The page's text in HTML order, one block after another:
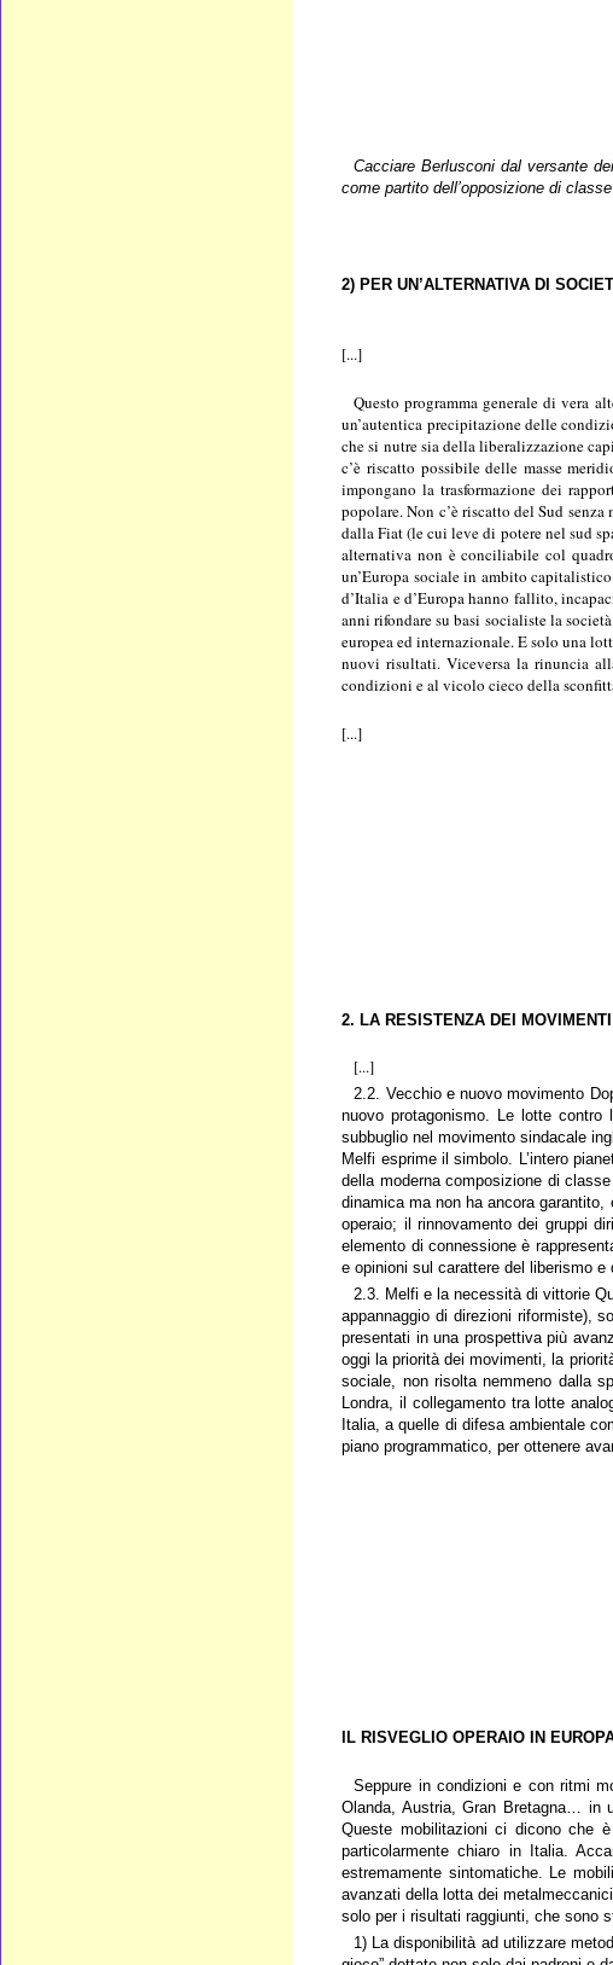
Cacciare Berlusconi dal versante
come partito dell’opposizione di classe
2) PER UN’ALTERNATIVA DI
[...]
Questo programma generale di vera
un’autentica precipitazione delle
che si nutre sia della liberalizzazione
c’è riscatto possibile delle masse
impongano la trasformazione dei
popolare. Non c’è riscatto del Sud
dalla Fiat (le cui leve di potere nel sud
alternativa non è conciliabile col
un’Europa sociale in ambito
d’Italia e d’Europa hanno fallito,
anni rifondare su basi socialiste la
europea ed internazionale. E solo una
nuovi risultati. Viceversa la rinuncia
condizioni e al vicolo cieco della
[...]
2. LA RESISTENZA DEI MOVIMENTI
[...]
2.2. Vecchio e nuovo movimento
nuovo protagonismo. Le lotte contro
subbuglio nel movimento sindacale
Melfi esprime il simbolo. L’intero
della moderna composizione di
dinamica ma non ha ancora
operaio; il rinnovamento dei gruppi
elemento di connessione è
e opinioni sul carattere del liberismo
2.3. Melfi e la necessità di vittorie
appannaggio di direzioni riformiste),
presentati in una prospettiva più
oggi la priorità dei movimenti, la
sociale, non risolta nemmeno dalla
Londra, il collegamento tra lotte
Italia, a quelle di difesa ambientale
piano programmatico, per ottenere
IL RISVEGLIO OPERAIO IN
Seppure in condizioni e con ritmi
Olanda, Austria, Gran Bretagna… in
Queste mobilitazioni ci dicono che
particolarmente chiaro in Italia.
estremamente sintomatiche. Le
avanzati della lotta dei
solo per i risultati raggiunti, che sono
1) La disponibilità ad utilizzare